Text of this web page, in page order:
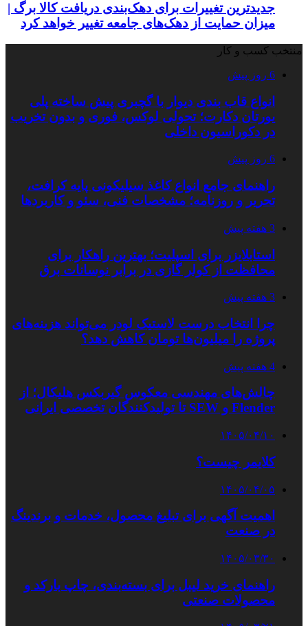
جدیدترین تغییرات برای دهک‌بندی دریافت کالا برگ |
میزان حمایت از دهک‌های جامعه تغییر خواهد کرد
منتخب کسب و کار
6 روز پیش
انواع قاب بندی دیوار با گچبری پیش ساخته پلی
یورتان دکارت؛ تحولی لوکس، فوری و بدون تخریب
در دکوراسیون داخلی
6 روز پیش
راهنمای جامع انواع کاغذ سیلیکونی پایه کرافت،
تحریر و روزنامه؛ مشخصات فنی، سئو و کاربردها
3 هفته پیش
استابلایزر برای اسپلیت؛ بهترین راهکار برای
محافظت از کولر گازی در برابر نوسانات برق
3 هفته پیش
چرا انتخاب درست لاستیک لودر می‌تواند هزینه‌های
پروژه را میلیون‌ها تومان کاهش دهد؟
4 هفته پیش
چالش‌های مهندسی معکوس گیربکس هلیکال؛ از
Flender و SEW تا تولیدکنندگان تخصصی ایرانی
۱۴۰۵/۰۴/۱۰
کلایمر چیست؟
۱۴۰۵/۰۴/۰۵
اهمیت آگهی برای تبلیغ محصول، خدمات و برندینگ
در صنعت
۱۴۰۵/۰۳/۳۰
راهنمای خرید لیبل برای بسته‌بندی، چاپ بارکد و
محصولات صنعتی